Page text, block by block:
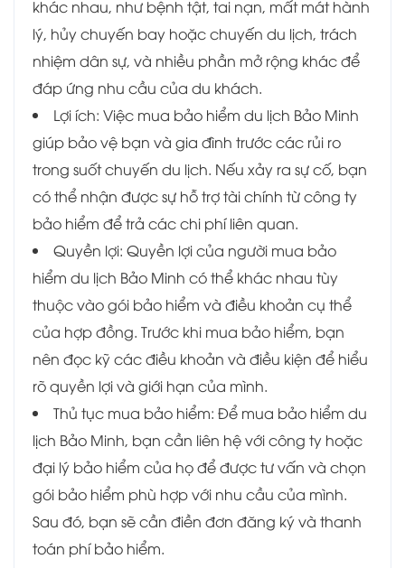
khác nhau, như bệnh tật, tai nạn, mất mát hành
lý, hủy chuyến bay hoặc chuyến du lịch, trách
nhiệm dân sự, và nhiều phần mở rộng khác để
đáp ứng nhu cầu của du khách.
Lợi ích: Việc mua bảo hiểm du lịch Bảo Minh
giúp bảo vệ bạn và gia đình trước các rủi ro
trong suốt chuyến du lịch. Nếu xảy ra sự cố, bạn
có thể nhận được sự hỗ trợ tài chính từ công ty
bảo hiểm để trả các chi phí liên quan.
Quyền lợi: Quyền lợi của người mua bảo
hiểm du lịch Bảo Minh có thể khác nhau tùy
thuộc vào gói bảo hiểm và điều khoản cụ thể
của hợp đồng. Trước khi mua bảo hiểm, bạn
nên đọc kỹ các điều khoản và điều kiện để hiểu
rõ quyền lợi và giới hạn của mình.
Thủ tục mua bảo hiểm: Để mua bảo hiểm du
lịch Bảo Minh, bạn cần liên hệ với công ty hoặc
đại lý bảo hiểm của họ để được tư vấn và chọn
gói bảo hiểm phù hợp với nhu cầu của mình.
Sau đó, bạn sẽ cần điền đơn đăng ký và thanh
toán phí bảo hiểm.